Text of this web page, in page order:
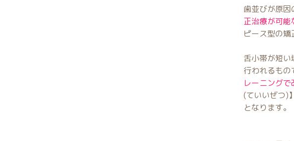
歯並びが原因
正治療が可能
ピース型の矯
舌小帯が短
行われるもの
レーニングで
(ていいぜつ)
となります。